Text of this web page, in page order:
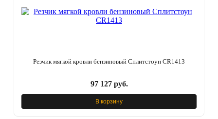
Резчик мягкой кровли бензиновый Сплитстоун CR1413
97 127 руб.
В корзину